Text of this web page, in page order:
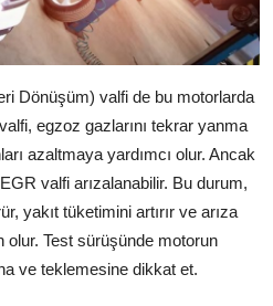
Dönüşüm) valfi de bu motorlarda
egzoz gazlarını tekrar yanma
azaltmaya yardımcı olur. Ancak
valfi arızalanabilir. Bu durum,
yakıt tüketimini artırır ve arıza
olur. Test sürüşünde motorun
ve teklemesine dikkat et.